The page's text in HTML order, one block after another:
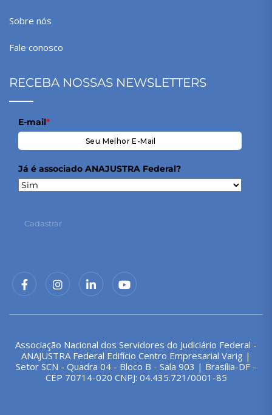
Sobre nós
Fale conosco
RECEBA NOSSAS NEWSLETTERS
E-mail*
Já é associado ANAJUSTRA Federal?
Cadastrar
Associação Nacional dos Servidores do Judiciário Federal -
ANAJUSTRA Federal Edifício Centro Empresarial Varig |
Setor SCN - Quadra 04 - Bloco B - Sala 903 | Brasília-DF -
CEP 70714-020 CNPJ: 04.435.721/0001-85